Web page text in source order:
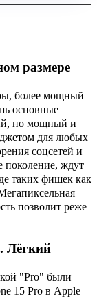
размере
более мощный
основные
но мощный и
для любых
соцсетей и
поколение, ждут
таких фишек как
позволит реже
Лёгкий
"Pro" были
15 Pro в Apple